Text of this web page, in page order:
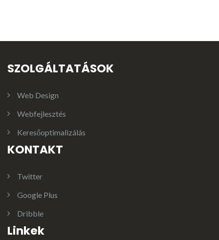
SZOLGÁLTATÁSOK
Web Design
Webfejlesztés
Keresőoptimalizálás
KONTAKT
Twitter
Google Plus
Dribble
Linkek